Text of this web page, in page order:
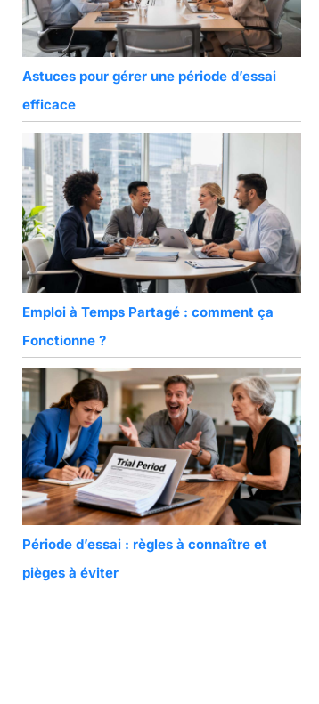
Astuces pour gérer une période d’essai
efficace
Emploi à Temps Partagé : comment ça
Fonctionne ?
Période d’essai : règles à connaître et
pièges à éviter